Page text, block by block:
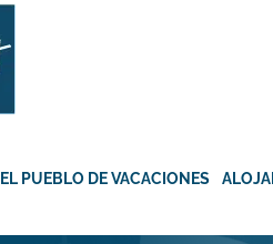
EL PUEBLO DE VACACIONES